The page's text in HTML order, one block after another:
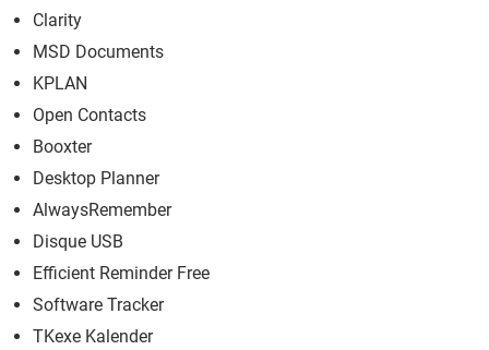
Clarity
MSD Documents
KPLAN
Open Contacts
Booxter
Desktop Planner
AlwaysRemember
Disque USB
Efficient Reminder Free
Software Tracker
TKexe Kalender